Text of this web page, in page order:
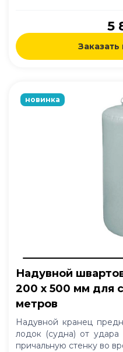
5
Заказать
новинка
Надувной
200 x 500 мм для
метров
Надувной кранец
лодок (судна) от
причальную стенку во